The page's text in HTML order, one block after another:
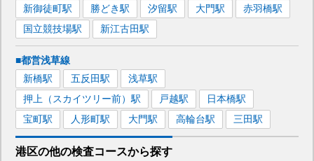
新御徒町駅 勝どき駅 汐留駅 大門駅 赤羽橋駅
国立競技場駅 新江古田駅
■都営浅草線
新橋駅 五反田駅 浅草駅
押上（スカイツリー前） 駅 戸越駅 日本橋駅
宝町駅 人形町駅 大門駅 高輪台駅 三田駅
港区の他の検査コースから探す